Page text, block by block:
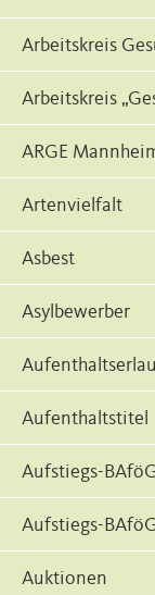
Arbeitskreis
Arbeitskreis
ARGE
Artenvielfalt
Asbest
Asylbewerber
Aufenthaltstitel
Aufstiegs-
Aufstiegs-
Auktionen